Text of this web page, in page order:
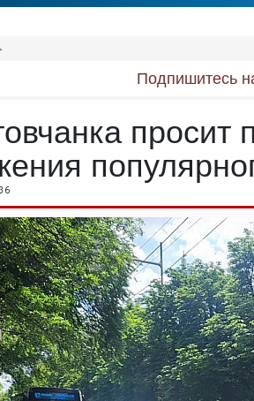
Подпишитесь
просит